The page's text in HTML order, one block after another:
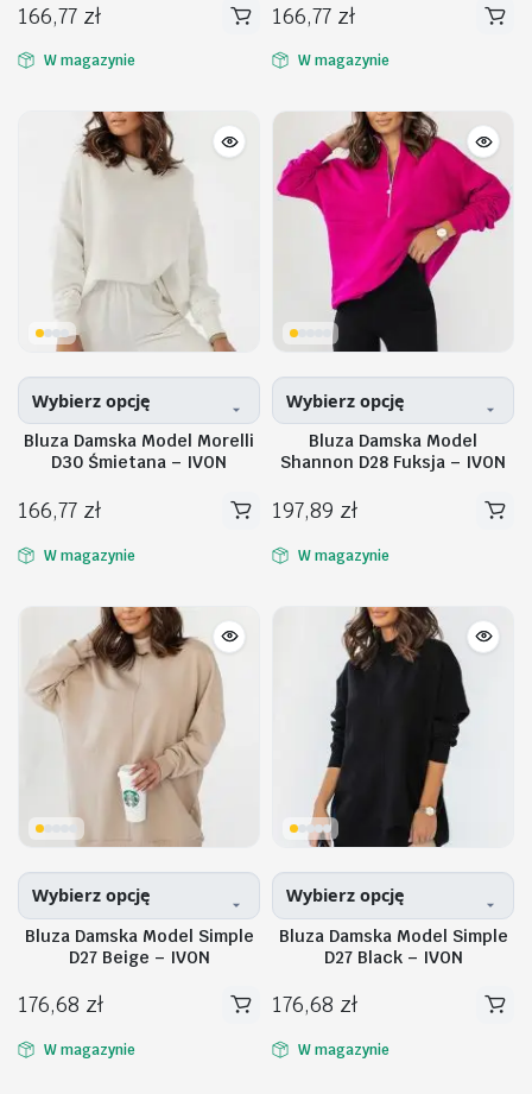
166,77 zł
Ten
produkt
wariantów.
wybrać
stronie
produktu
W magazynie
166,77 zł
Ten
produkt
wiele
wariantów.
Opcje
można
wybrać
stronie
produktu
W magazynie
Wybierz opcję
Bluza Damska Model Morelli
D30 Śmietana – IVON
166,77 zł
Ten
produkt
wariantów.
Opcje
można
wybrać
W magazynie
Wybierz opcję
Bluza Damska Model
Shannon D28 Fuksja – IVON
197,89 zł
Ten
produkt
wariantów.
wybrać
stronie
produktu
W magazynie
Wybierz opcję
Bluza Damska Model Simple
D27 Beige – IVON
176,68 zł
Ten
produkt
W magazynie
Wybierz opcję
Bluza Damska Model Simple
D27 Black – IVON
176,68 zł
Ten
produkt
W magazynie